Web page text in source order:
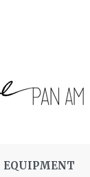
EQUIPMENT